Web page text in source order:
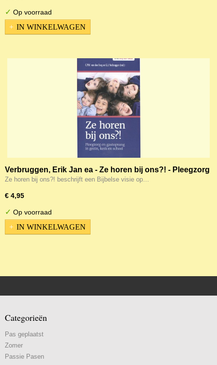
✓ Op voorraad
IN WINKELWAGEN
Verbruggen, Erik Jan ea - Ze horen bij ons?! - Pleegzorg
en gastopvang in gezin, kerk en school
Ze horen bij ons?! beschrijft een Bijbelse visie op…
€ 4,95
✓ Op voorraad
IN WINKELWAGEN
Categorieën
Pas geplaatst
Zomer
Passie Pasen